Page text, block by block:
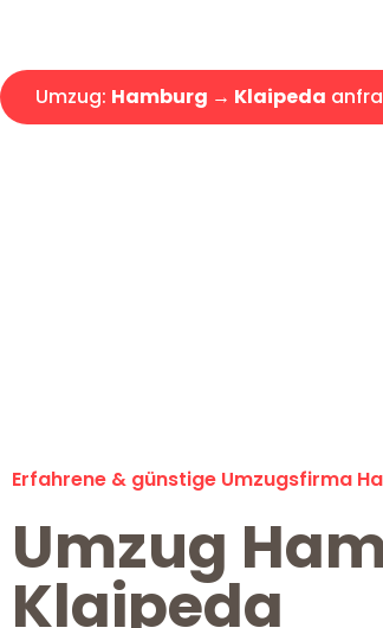
Umzug: Hamburg → Klaipeda
Erfahrene & günstige Umzugsfirma
Umzug
Klaipeda